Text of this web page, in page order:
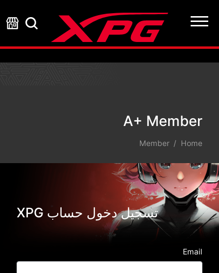
A+ Member
A+ Member
Home
Member
تسجيل دخول حساب XPG
Email